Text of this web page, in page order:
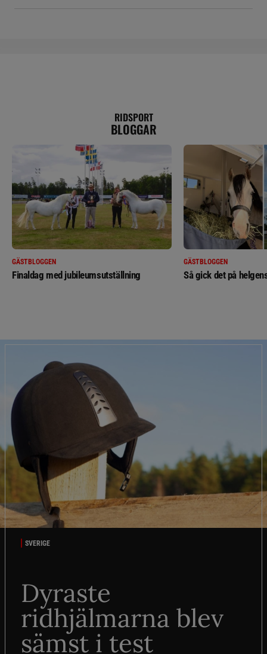
RIDSPORT
BLOGGAR
GÄSTBLOGGEN
Finaldag med jubileumsutställning
GÄSTBLOGGEN
Så gick det på
SVERIGE
Dyraste
ridhjälmarna blev
sämst i test